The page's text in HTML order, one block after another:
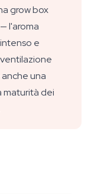
grow box
l'aroma
e
una
maturità dei